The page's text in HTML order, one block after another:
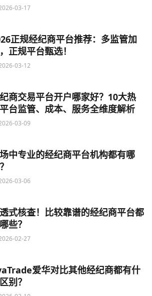
03-17
正规经纪商平台推荐：多监管加
正规平台甄选！
03-12
商交易平台开户哪家好？10大热
台监管、成本、服务全维度解析
03-09
中专业的经纪商平台机构都有哪
03-06
式核查！比较靠谱的经纪商平台都
些？
02-27
爱华对比其他经纪商都有什
别？